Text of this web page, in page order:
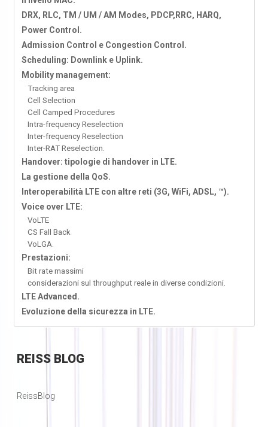
DRX, RLC, TM / UM / AM Modes, PDCP,RRC, HARQ,
Power Control.
Admission Control e Congestion Control.
Scheduling: Downlink e Uplink.
Mobility management:
Tracking area
Cell Selection
Cell Camped Procedures
Intra-frequency Reselection
Inter-frequency Reselection
Inter-RAT Reselection.
Handover: tipologie di handover in LTE.
La gestione della QoS.
Interoperabilità LTE con altre reti (3G, WiFi, ADSL, ™).
Voice over LTE:
VoLTE
CS Fall Back
VoLGA.
Prestazioni:
Bit rate massimi
considerazioni sul throughput reale in diverse condizioni.
LTE Advanced.
Evoluzione della sicurezza in LTE.
REISSBLOG
ReissBlog